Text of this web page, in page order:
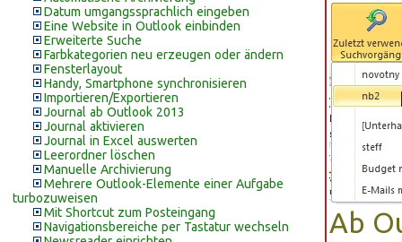
Datum umgangssprachlich eingeben
Eine Website in Outlook einbinden
Erweiterte Suche
Farbkategorien neu erzeugen oder ändern
Fensterlayout
Handy, Smartphone synchronisieren
Importieren/Exportieren
Journal ab Outlook 2013
Journal aktivieren
Journal in Excel auswerten
Leerordner löschen
Manuelle Archivierung
Mehrere Outlook-Elemente einer Aufgabe
turbozuweisen
Mit Shortcut zum Posteingang
Navigationsbereiche per Tastatur wechseln
Ab